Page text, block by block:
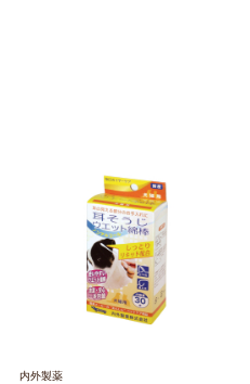
内外製薬